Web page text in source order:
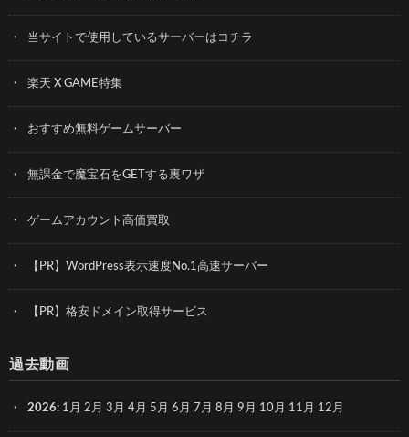
当サイトで使用しているサーバーはコチラ
楽天 X GAME特集
おすすめ無料ゲームサーバー
無課金で魔宝石をGETする裏ワザ
ゲームアカウント高価買取
【PR】WordPress表示速度No.1高速サーバー
【PR】格安ドメイン取得サービス
過去動画
2026: 1月 2月 3月 4月 5月 6月 7月 8月 9月 10月 11月 12月